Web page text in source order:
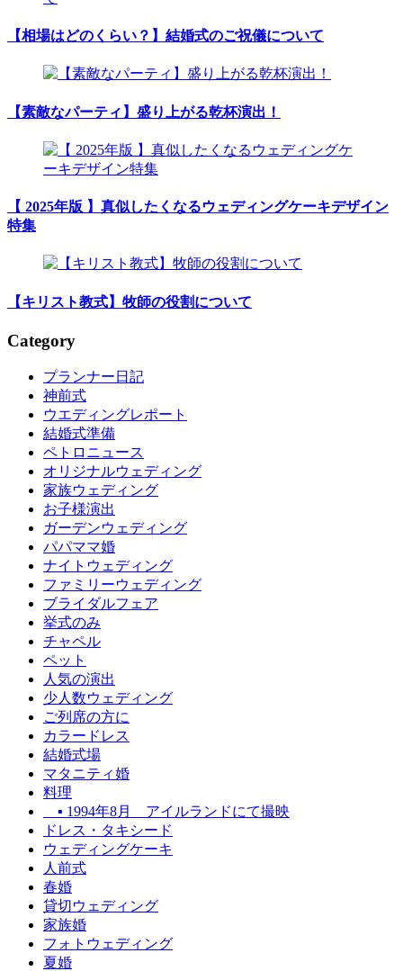
【相場はどのくらい？】結婚式のご祝儀について
【素敵なパーティ】盛り上がる乾杯演出！
【 2025年版 】真似したくなるウェディングケーキデザイン
特集
【キリスト教式】牧師の役割について
Category
プランナー日記
神前式
ウエディングレポート
結婚式準備
ペトロニュース
オリジナルウェディング
家族ウェディング
お子様演出
ガーデンウェディング
パパママ婚
ナイトウェディング
ファミリーウェディング
ブライダルフェア
挙式のみ
チャペル
ペット
人気の演出
少人数ウェディング
ご列席の方に
カラードレス
結婚式場
マタニティ婚
料理
▪ 1994年8月 アイルランドにて撮映
ドレス・タキシード
ウェディングケーキ
人前式
春婚
貸切ウェディング
家族婚
フォトウェディング
夏婚